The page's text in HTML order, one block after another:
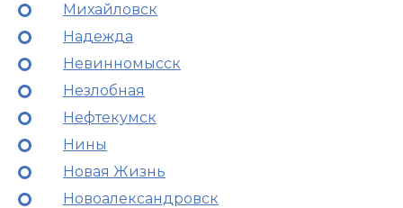
Михайловск
Надежда
Невинномысск
Незлобная
Нефтекумск
Нины
Новая Жизнь
Новоалександровск